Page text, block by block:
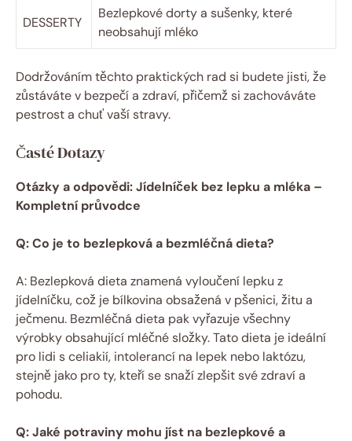
DESSERTY
Bezlepkové dorty a sušenky, které
neobsahují mléko
Dodržováním těchto praktických rad si budete jisti, že
zůstáváte v bezpečí a zdraví, přičemž si zachováváte
pestrost a chuť vaší stravy.
Časté Dotazy
Otázky a odpovědi: Jídelníček bez lepku a mléka –
Kompletní průvodce
Q: Co je to bezlepková a bezmléčná dieta?
A: Bezlepková dieta znamená vyloučení lepku z
jídelníčku, což je bílkovina obsažená v pšenici, žitu a
ječmenu. Bezmléčná dieta pak vyřazuje všechny
výrobky obsahující mléčné složky. Tato dieta je ideální
pro lidi s celiakií, intolerancí na lepek nebo laktózu,
stejně jako pro ty, kteří se snaží zlepšit své zdraví a
pohodu.
Q: Jaké potraviny mohu jíst na bezlepkové a